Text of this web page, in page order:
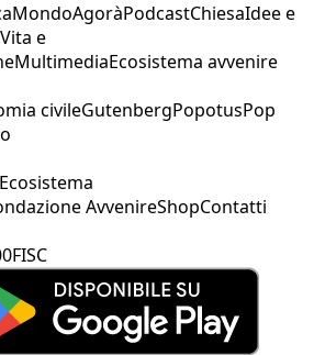
MondoAgoràPodcastChiesaIdee e
Vita e
MultimediaEcosistema avvenire
civileGutenbergPopotusPop
Ecosistema
AvvenireShopContatti
FISC